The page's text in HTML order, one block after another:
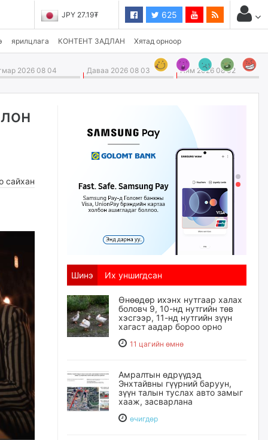
JPY 27.19₮ 625
ярилцлага КОНТЕНТ ЗАДЛАН Хятад орноор
2026 08 04 Даваа 2026 08 03 Ням 2026 08 02
сайхан
Шинэ Их уншигдсан
Өнөөдөр ихэнх нутгаар халах
боловч 9, 10-нд нутгийн төв
хэсгээр, 11-нд нутгийн зүүн
хагаст аадар бороо орно
11 цагийн өмнө
Амралтын өдрүүдэд
Энхтайвны гүүрний баруун,
зүүн талын туслах авто замыг
хааж, засварлана
өчигдѳр